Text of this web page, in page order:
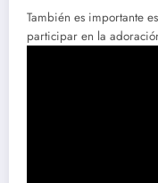
También es importante
participar en la